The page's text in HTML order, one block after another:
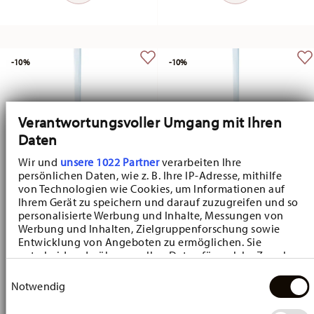
Verantwortungsvoller Umgang mit Ihren
Daten
Wir und unsere 1022 Partnerverarbeiten Ihre
persönlichen Daten, wie z. B. Ihre IP-Adresse, mithilfe
von Technologien wie Cookies, um Informationen auf
Ihrem Gerät zu speichern und darauf zuzugreifen und so
personalisierte Werbung und Inhalte, Messungen von
Werbung und Inhalten, Zielgruppenforschung sowie
Entwicklung von Angeboten zu ermöglichen. Sie
entscheiden darüber, wer Ihre Daten für welche Zwecke
Cookie-Erklärung oder durch Klicken auf das Privacy
Trigger Symbol ändern oder widerrufen
Notwendig
Collector's Items Easter Narzisse gelb
Porcelain mini-heart
£13.05Price reduced from
£14.50to
30-day best price:
-10%
Collector's Items Easter Narzisse weiss
Porcelain mini-heart
£13.05Price reduced
£14.50to
£14.50
-10%